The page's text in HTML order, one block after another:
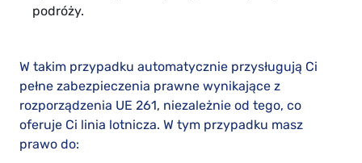
podróży.
W takim przypadku automatycznie przysługują Ci
pełne zabezpieczenia prawne wynikające z
rozporządzenia UE 261, niezależnie od tego, co
oferuje Ci linia lotnicza. W tym przypadku masz
prawo do: